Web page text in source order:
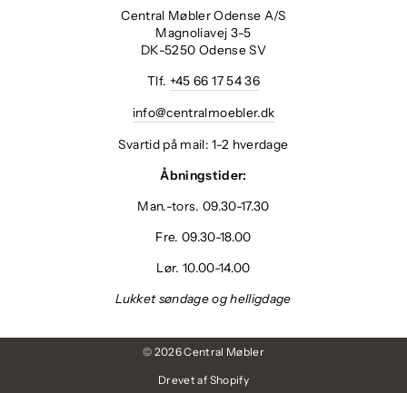
Central Møbler Odense A/S
Magnoliavej 3-5
DK-5250 Odense SV
Tlf. +45 66 17 54 36
info@centralmoebler.dk
Svartid på mail: 1-2 hverdage
Åbningstider:
Man.-tors. 09.30-17.30
Fre. 09.30-18.00
Lør. 10.00-14.00
Lukket søndage og helligdage
© 2026 Central Møbler
Drevet af Shopify